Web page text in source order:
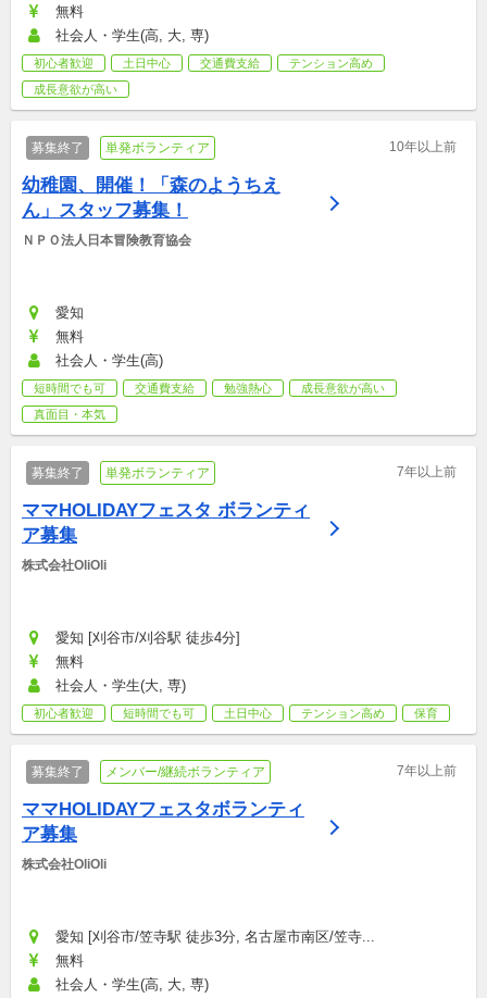
無料
社会人・学生(高, 大, 専)
初心者歓迎 土日中心 交通費支給
テンション高め
成長意欲が高い
募集終了 単発ボランティア 10年以上前
幼稚園、開催！「森のようちえ
ん」スタッフ募集！
ＮＰＯ法人日本冒険教育協会
愛知
無料
社会人・学生(高)
短時間でも可 交通費支給 勉強熱心
成長意欲が高い
真面目・本気
募集終了 単発ボランティア 7年以上前
ママHOLIDAYフェスタ ボランティ
ア募集
株式会社OliOli
愛知 [刈谷市/刈谷駅 徒歩4分]
無料
社会人・学生(大, 専)
初心者歓迎 短時間でも可 土日中心 テンション高め 保育
募集終了 メンバー/継続ボランティア 7年以上前
ママHOLIDAYフェスタボランティ
ア募集
株式会社OliOli
愛知 [刈谷市/笠寺駅 徒歩3分, 名古屋市南区/笠寺...
無料
社会人・学生(高, 大, 専)